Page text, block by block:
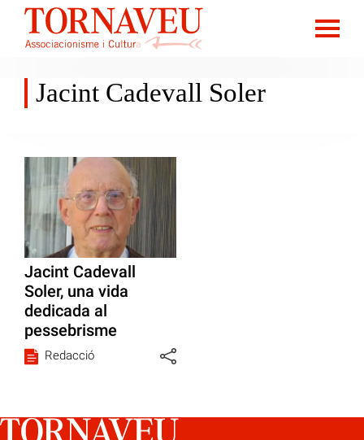
Jacint Cadevall Soler
Jacint Cadevall
Soler, una vida
dedicada al
pessebrisme
Redacció